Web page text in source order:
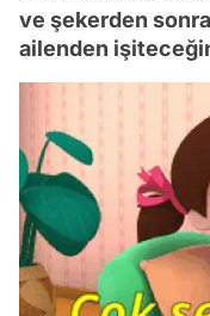
ve şekerden
ailenden